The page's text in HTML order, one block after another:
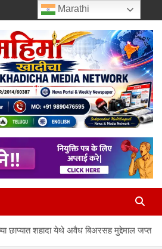
छाप्यात शहादा येथे अवैध बिअरसह मुद्देमाल जप्त
Marathi